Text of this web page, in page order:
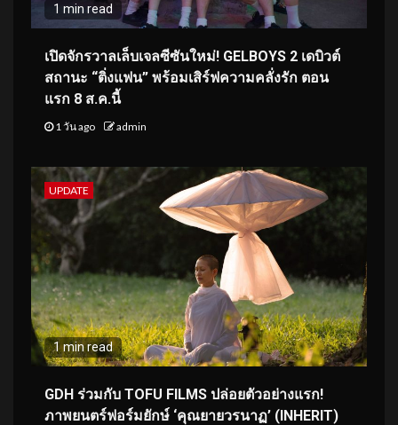
1 min read
เปิดจักรวาลเล็บเจลซีซันใหม่! GELBOYS 2 เดบิวต์
สถานะ “ติ่งแฟน” พร้อมเสิร์ฟความคลั่งรัก ตอน
แรก 8 ส.ค.นี้
1 วัน ago admin
UPDATE
1 min read
GDH ร่วมกับ TOFU FILMS ปล่อยตัวอย่างแรก!
ภาพยนตร์ฟอร์มยักษ์ ‘คุณยายวรนาฏ’ (INHERIT)